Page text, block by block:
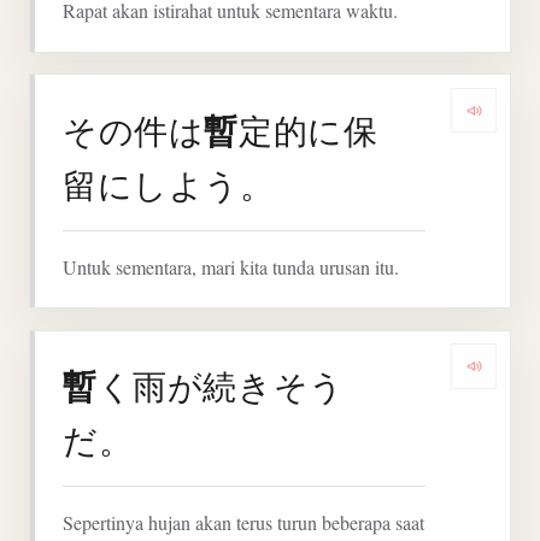
Rapat akan istirahat untuk sementara waktu.
その件は暫定的に保
留にしよう。
Untuk sementara, mari kita tunda urusan itu.
暫 く雨が続きそう
だ。
Sepertinya hujan akan terus turun beberapa saat